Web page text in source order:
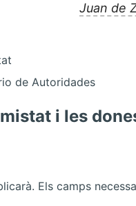
Juan de
de Autoridades
i les
Els camps